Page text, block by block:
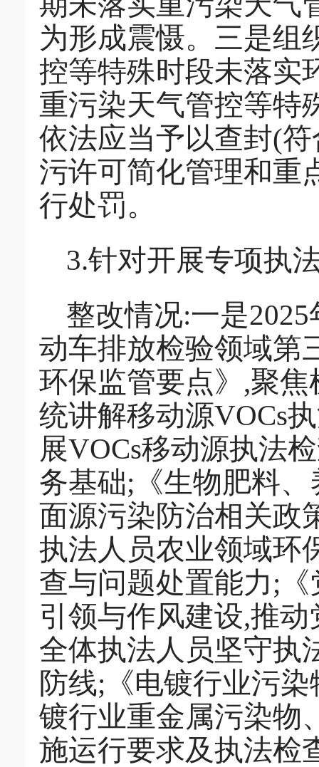
为形成震慑。三是组
控等特殊时段未落实
重污染天气管控等特
依法应当予以查封(
污许可简化管理和重
行处罚。
3.针对开展专项执
整改情况:一是
动车排放检验领域第
环保监管要点》,聚
统讲解移动源VOCs
展VOCs移动源执法
务基础;《生物肥料
面源污染防治相关政
执法人员农业领域环
查与问题处置能力;
引领与作风建设,推
全体执法人员坚守执
防线;《电镀行业污
镀行业重金属污染物
施运行要求及执法检